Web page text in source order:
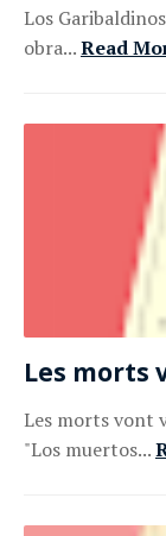
Los
obra...Read
Les morts
Les morts vont
"Los muertos...